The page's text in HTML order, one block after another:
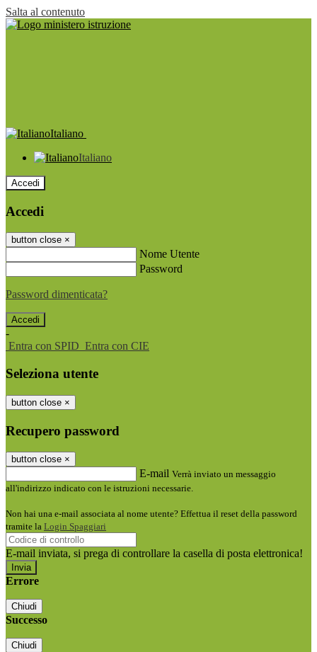
Salta al contenuto
Italiano
Italiano
Accedi
Accedi
button close ×
Nome Utente
Password
Password dimenticata?
-
Entra con SPID Entra con CIE
Seleziona utente
button close ×
Recupero password
button close ×
E-mail Verrà inviato un messaggio
all'indirizzo indicato con le istruzioni necessarie.
Non hai una e-mail associata al nome utente? Effettua il reset della password
tramite la Login Spaggiari
E-mail inviata, si prega di controllare la casella di posta elettronica!
Errore
Chiudi
Successo
Chiudi